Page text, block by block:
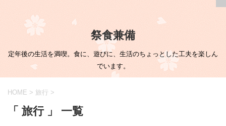
祭食兼備
定年後の生活を満喫。食に、遊びに、生活のちょっとした工夫を楽しん
でいます。
HOME > 旅行 >
「 旅行 」 一覧